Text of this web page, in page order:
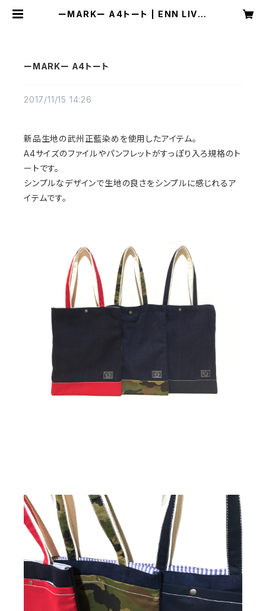
ーMARKー A4トート | ENN LIVIN
ーMARKー A4トート
2017/11/15 14:26
新品生地の武州正藍染めを使用したアイテム。
A4サイズのファイルやパンフレットがすっぽり入ろ規格のト
ートです。
シンプルなデザインで生地の良さをシンプルに感じれるア
イテムです。